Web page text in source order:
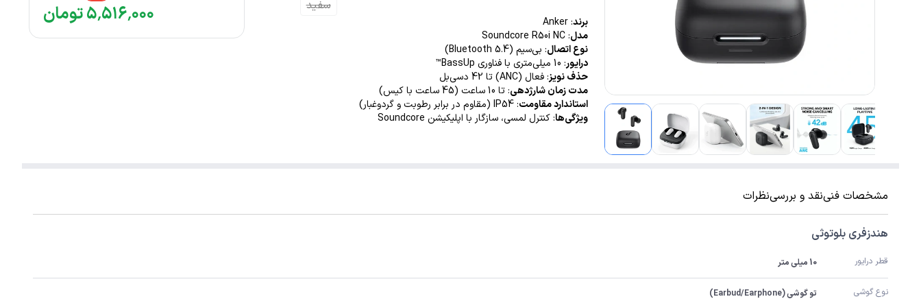
سفید
برند: Anker
مدل: Soundcore R50i NC
نوع اتصال: بی‌سیم (Bluetooth 5.4)
درایور: 10 میلی‌متری با فناوری BassUp™
حذف نویز: فعال (ANC) تا 42 دسی‌بل
مدت زمان شارژدهی: تا 10 ساعت (45 ساعت با کیس)
استاندارد مقاومت: IP54 (مقاوم در برابر رطوبت و گردوغبار)
ویژگی‌ها: کنترل لمسی، سازگار با اپلیکیشن Soundcore
۵٬۵۱۶٬۰۰۰ تومان
مشخصات فنینقد و بررسینظرات
هندزفری بلوتوثی
قطر درایور 10 میلی متر
نوع گوشی تو گوشی (Earbud/Earphone)